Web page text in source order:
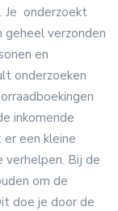
Je onderzoekt
verzonden
en
onderzoeken
inkomende
een kleine
verhelpen. Bij de
om de
doe je door de